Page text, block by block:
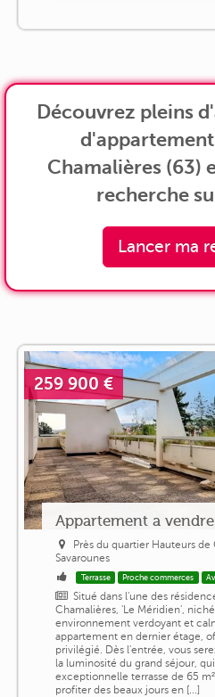
Découvrez pleins
Chamalières (63)
recherche
Lancer ma
259 900 €
Appartement a
Près du quartier Hauteurs de
Savarounes
Terrasse Proche commerces
Situé dans l'une des
Chamalières, 'Le Méridien',
environnement verdoyant et
appartement en dernier étage,
privilégié. Dès l'entrée, vous
la luminosité du grand séjour,
exceptionnelle terrasse de 65
profiter des beaux jours en [...]